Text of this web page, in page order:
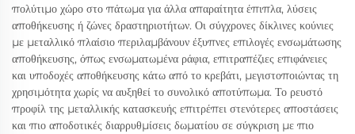
πολύτιμο χώρο στο πάτωμα για άλλα απαραίτητα έπιπλα, λύσεις
αποθήκευσης ή ζώνες δραστηριοτήτων. Οι σύγχρονες δίκλινες κούνιες
με μεταλλικό πλαίσιο περιλαμβάνουν έξυπνες επιλογές ενσωμάτωσης
αποθήκευσης, όπως ενσωματωμένα ράφια, επιτραπέζιες επιφάνειες
και υποδοχές αποθήκευσης κάτω από το κρεβάτι, μεγιστοποιώντας τη
χρησιμότητα χωρίς να αυξηθεί το συνολικό αποτύπωμα. Το ρευστό
προφίλ της μεταλλικής κατασκευής επιτρέπει στενότερες αποστάσεις
και πιο αποδοτικές διαρρυθμίσεις δωματίου σε σύγκριση με πιο